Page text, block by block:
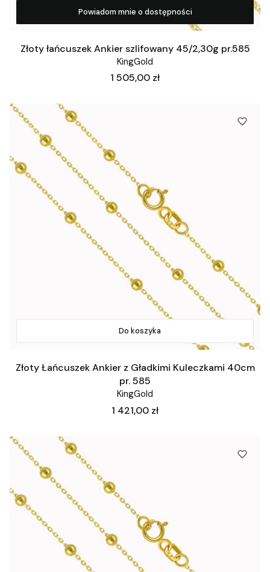
Powiadom mnie o dostępności
Złoty łańcuszek Ankier szlifowany 45/2,30g pr.585
KingGold
Cena
1 505,00 zł
Do koszyka
Złoty Łańcuszek Ankier z Gładkimi Kuleczkami 40cm
pr. 585
KingGold
Cena
1 421,00 zł